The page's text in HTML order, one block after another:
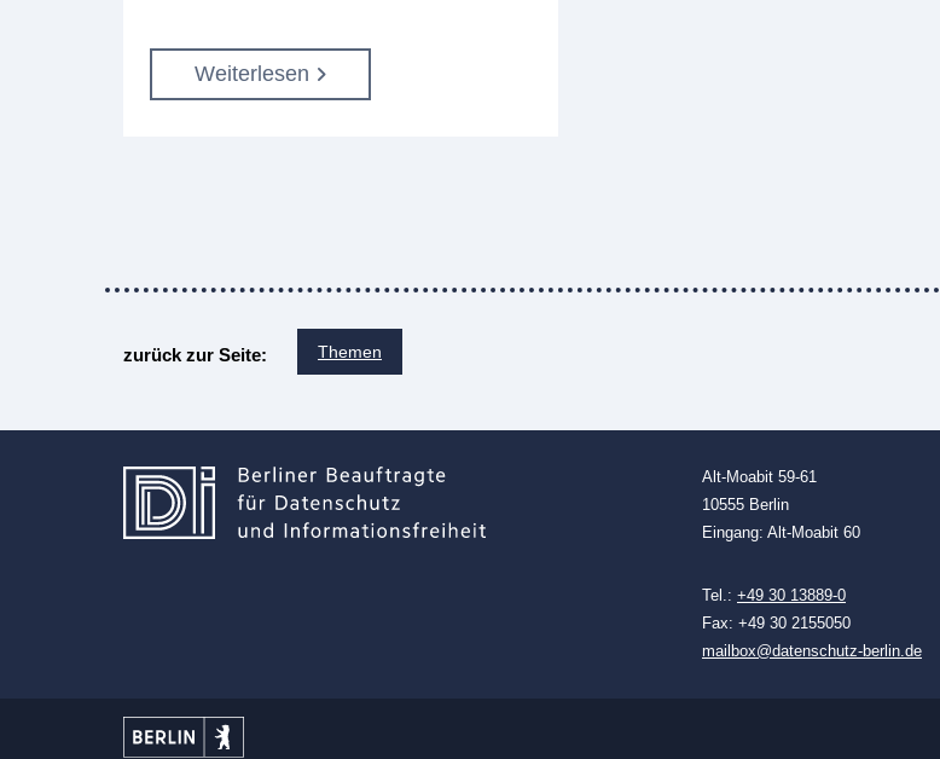
Weiterlesen
zurück zur Seite: Themen
Alt-Moabit 59-61
10555 Berlin
Eingang: Alt-Moabit 60
Tel.: +49 30 13889-0
Fax: +49 30 2155050
mailbox@datenschutz-berlin.de